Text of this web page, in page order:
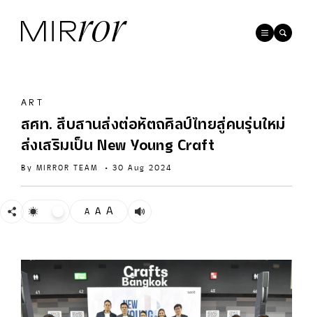
ART
สศท. สืบสานส่งต่อหัตถศิลป์ไทยสู่คนรุ่นใหม่
ส่งเสริมเป็น New Young Craft
By MIRROR TEAM • 30 Aug 2024
A A A